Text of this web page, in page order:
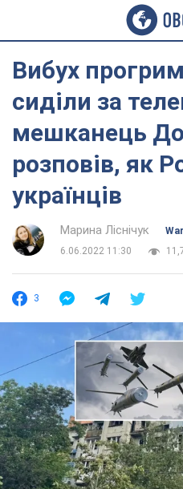
Вибух
сиділи за
мешканець
розповів, як
українців
Марина Ліснічук
War
6.06.2022 11:30
3